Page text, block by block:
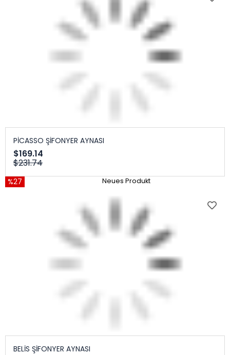
PİCASSO ŞİFONYER AYNASI
$169.14
$231.74
%27 Neues Produkt
BELİS ŞİFONYER AYNASI